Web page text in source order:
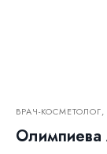
ВРАЧ-
Олимпиева